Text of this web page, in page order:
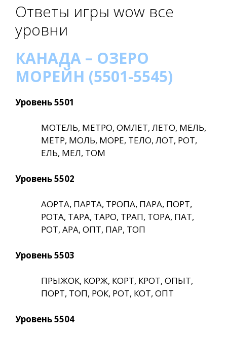
Ответы игры wow все
уровни
КАНАДА – ОЗЕРО
МОРЕЙН (5501-5545)
Уровень 5501
МОТЕЛЬ, МЕТРО, ОМЛЕТ, ЛЕТО, МЕЛЬ,
МЕТР, МОЛЬ, МОРЕ, ТЕЛО, ЛОТ, РОТ,
ЕЛЬ, МЕЛ, ТОМ
Уровень 5502
АОРТА, ПАРТА, ТРОПА, ПАРА, ПОРТ,
РОТА, ТАРА, ТАРО, ТРАП, ТОРА, ПАТ,
РОТ, АРА, ОПТ, ПАР, ТОП
Уровень 5503
ПРЫЖОК, КОРЖ, КОРТ, КРОТ, ОПЫТ,
ПОРТ, ТОП, РОК, РОТ, КОТ, ОПТ
Уровень 5504